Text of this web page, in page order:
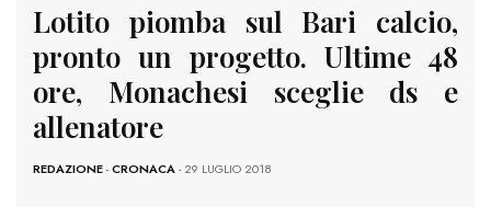
Lotito piomba sul Bari calcio,
pronto un progetto. Ultime 48
ore, Monachesi sceglie ds e
allenatore
REDAZIONE-CRONACA- 29 LUGLIO 2018